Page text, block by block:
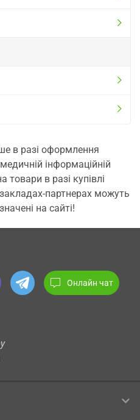
в разі оформлення
інформаційній
товари в разі купівлі
партнерах можуть
на сайті!
Онлайн чат